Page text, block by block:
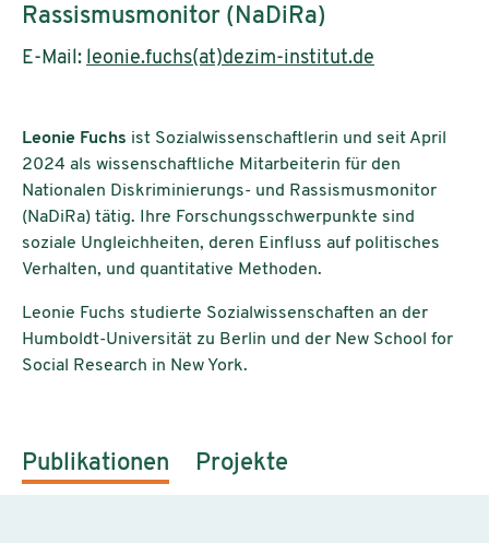
Rassismusmonitor (NaDiRa)
E-Mail: leonie.fuchs(at)dezim-institut.de
Leonie Fuchs ist Sozialwissenschaftlerin und seit April
2024 als wissenschaftliche Mitarbeiterin für den
Nationalen Diskriminierungs- und Rassismusmonitor
(NaDiRa) tätig. Ihre Forschungsschwerpunkte sind
soziale Ungleichheiten, deren Einfluss auf politisches
Verhalten, und quantitative Methoden.
Leonie Fuchs studierte Sozialwissenschaften an der
Humboldt-Universität zu Berlin und der New School for
Social Research in New York.
Publikationen Projekte